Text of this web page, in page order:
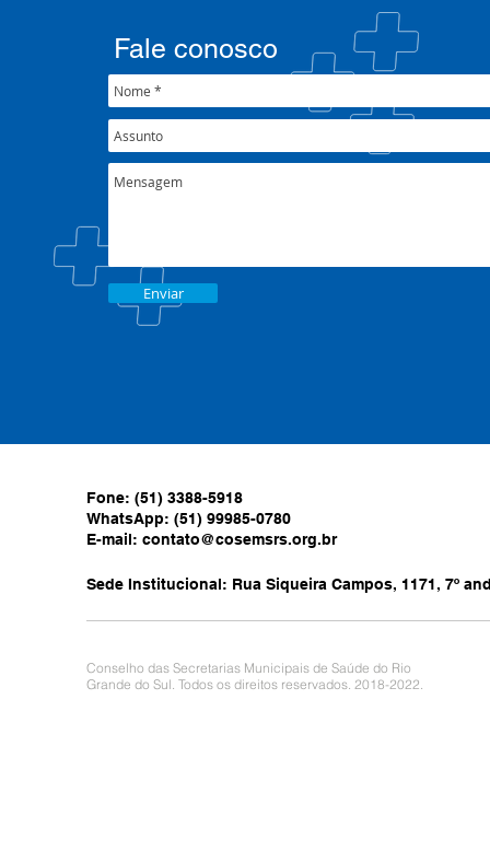
Nacional do CONASEMS
Patrulha
pública
Enviar
Fale conosco
Fone: (51) 3388-5918
WhatsApp: (51) 99985-0780
E-mail: contato@cosemsrs.org.br
Sede Institucional: Rua Siqueira Campos, 1171, 7º
Conselho das Secretarias Municipais de Saúde do Rio
Grande do Sul. Todos os direitos reservados. 2018-2022.